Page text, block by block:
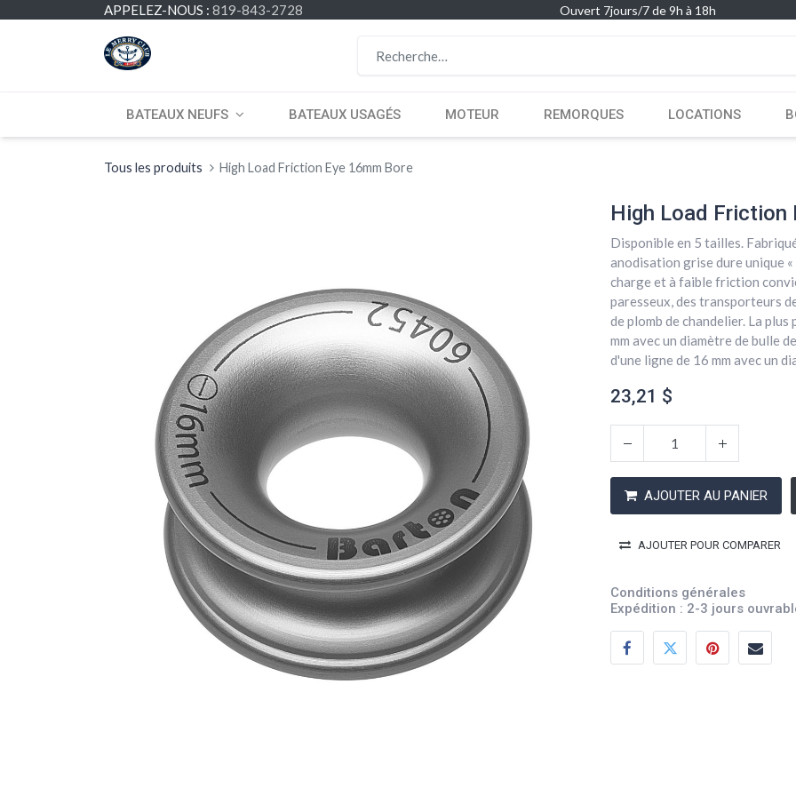
APPELEZ-NOUS : 819-843-2728 Ouvert 7jours/7 de 9h à 18h
BATEAUX NEUFS BATEAUX USAGÉS MOTEUR REMORQUES LOCATIONS
Tous les produits High Load Friction Eye 16mm Bore
High Load Friction
Disponible en 5 tailles.
anodisation grise dure unique
charge et à faible friction
paresseux, des transporteurs
de plomb de chandelier. La
mm avec un diamètre de bulle
d'une ligne de 16 mm avec un
23,21 $
AJOUTER AU PANIER
AJOUTER POUR COMPARER
Conditions générales
Expédition : 2-3 jours